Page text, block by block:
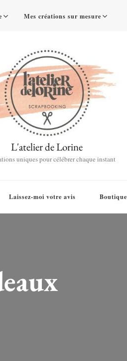
Mes créations sur mesure
L'atelier de Lorine
uniques pour célébrer chaque instant
Laissez-moi votre avis Boutique